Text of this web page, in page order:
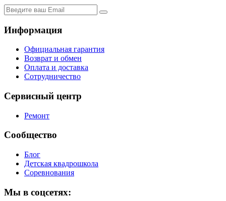
Информация
Официальная гарантия
Возврат и обмен
Оплата и доставка
Сотрудничество
Сервисный центр
Ремонт
Сообщество
Блог
Детская квадрошкола
Соревнования
Мы в соцсетях: